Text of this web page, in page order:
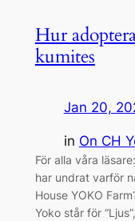
Hur
kumites
Jan 20,
in On CH
För alla våra
har undrat varför
House YOKO
Yoko står för